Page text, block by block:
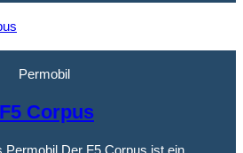
Permobil
Corpus